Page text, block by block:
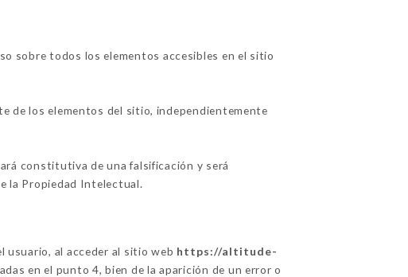
sobre todos los elementos accesibles en el sitio
de los elementos del sitio, independientemente
constitutiva de una falsificación y será
la Propiedad Intelectual.
usuario, al acceder al sitio web https://altitude-
en el punto 4, bien de la aparición de un error o